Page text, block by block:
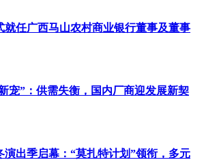
就任广西马山农村商业银行董事及董事
宠”：供需失衡，国内厂商迎发展新契
演出季启幕：“莫扎特计划”领衔，多元